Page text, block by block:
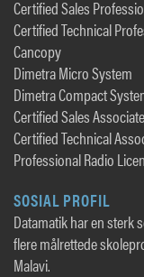
Certified Sales
Certified Technical
Cancopy
Dimetra Micro System
Dimetra Compact
Certified Sales
Certified Technical
Professional Radio
SOSIAL PROFIL
Datamatik har en sterk
flere målrettede
Malavi.